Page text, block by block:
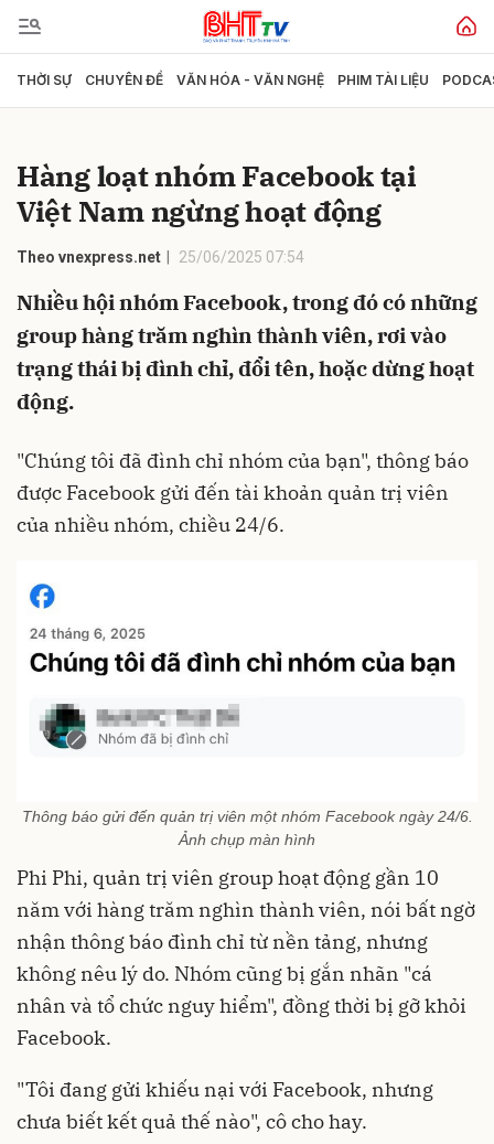
THỜI SỰ CHUYÊN ĐỀ VĂN HÓA - VĂN NGHỆ PHIM TÀI LIỆU
Hàng loạt nhóm Facebook tại
Việt Nam ngừng hoạt động
Theo vnexpress.net 25/06/2025 07:54
Nhiều hội nhóm Facebook, trong đó có những
group hàng trăm nghìn thành viên, rơi vào
trạng thái bị đình chỉ, đổi tên, hoặc dừng hoạt
động.
"Chúng tôi đã đình chỉ nhóm của bạn", thông báo
được Facebook gửi đến tài khoản quản trị viên
của nhiều nhóm, chiều 24/6.
Thông báo gửi đến quản trị viên một nhóm Facebook ngày 24/6.
Ảnh chụp màn hình
Phi Phi, quản trị viên group hoạt động gần 10
năm với hàng trăm nghìn thành viên, nói bất ngờ
nhận thông báo đình chỉ từ nền tảng, nhưng
không nêu lý do. Nhóm cũng bị gắn nhãn "cá
nhân và tổ chức nguy hiểm", đồng thời bị gỡ khỏi
Facebook.
"Tôi đang gửi khiếu nại với Facebook, nhưng
chưa biết kết quả thế nào", cô cho hay.
Gửi bình luận
Hủy Gửi